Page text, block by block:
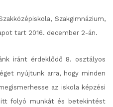
Szakgimnázium,
tart 2016. december 2-án.
iránt érdeklődő 8. osztályos
nyújtunk arra, hogy minden
az iskola képzési
folyó munkát és betekintést